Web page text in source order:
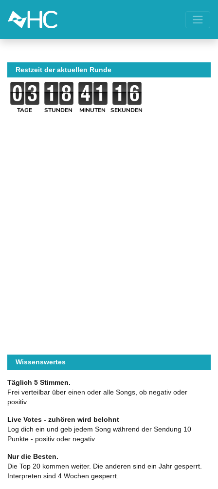
Restzeit der aktuellen Runde
TAGE STUNDEN MINUTEN SEKUNDEN
Wissenswertes
Täglich 5 Stimmen.
Frei verteilbar über einen oder alle Songs, ob negativ oder
positiv..
Live Votes - zuhören wird belohnt
Log dich ein und geb jedem Song während der Sendung 10
Punkte - positiv oder negativ
Nur die Besten.
Die Top 20 kommen weiter. Die anderen sind ein Jahr gesperrt.
Interpreten sind 4 Wochen gesperrt.